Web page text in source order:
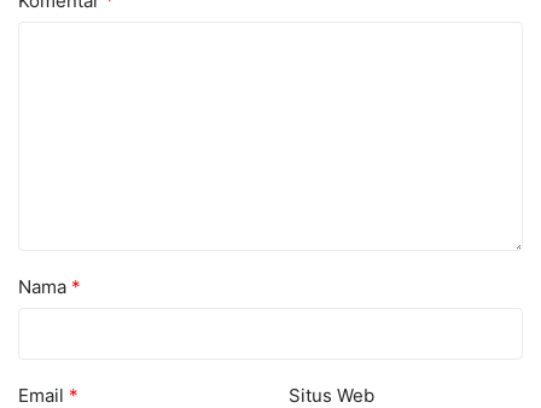
Nama *
Email * Situs Web